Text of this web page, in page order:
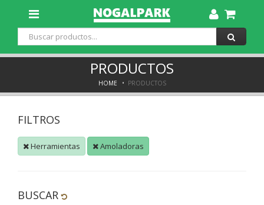
Toggle
Dropdown
PRODUCTOS
HOME PRODUCTOS
FILTROS
Herramientas Amoladoras
BUSCAR